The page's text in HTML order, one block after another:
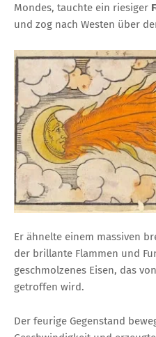
Mondes, tauchte ein riesiger
und zog nach Westen über
Er ähnelte einem massiven
der brillante Flammen und
geschmolzenes Eisen, das
getroffen wird.
Der feurige Gegenstand